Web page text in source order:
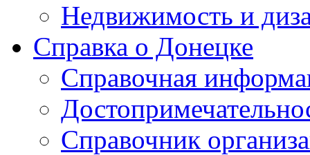
Недвижимость и
Справка о Донецке
Справочная
Справочник